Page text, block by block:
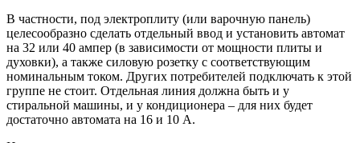
В частности, под электроплиту (или варочную панель)
целесообразно сделать отдельный ввод и установить автомат
на 32 или 40 ампер (в зависимости от мощности плиты и
духовки), а также силовую розетку с соответствующим
номинальным током. Других потребителей подключать к этой
группе не стоит. Отдельная линия должна быть и у
стиральной машины, и у кондиционера – для них будет
достаточно автомата на 16 и 10 А.